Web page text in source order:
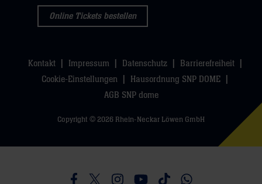
Online Tickets bestellen
Kontakt Impressum Datenschutz
Barrierefreiheit
Cookie-Einstellungen
Hausordnung SNP DOME
AGB SNP dome
Copyright © 2026 Rhein-Neckar Löwen GmbH